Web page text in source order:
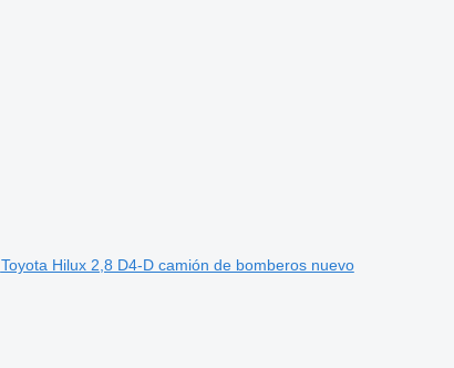
Toyota Hilux 2,8 D4-D camión de bomberos nuevo